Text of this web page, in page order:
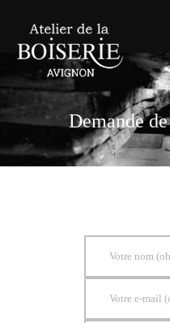
Demande
Votre nom
Votre e-mail